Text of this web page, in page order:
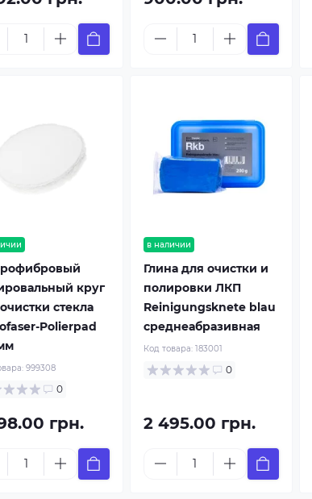
круг
стекла
Polierpad
999308
0
грн.
в наличии
Глина для очистки и
полировки ЛКП
Reinigungsknete blau
среднеабразивная
Код товара: 183001
0
2 495.00 грн.